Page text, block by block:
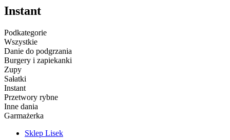
Instant
Podkategorie
Wszystkie
Danie do podgrzania
Burgery i zapiekanki
Zupy
Sałatki
Instant
Przetwory rybne
Inne dania
Garmażerka
Sklep Lisek